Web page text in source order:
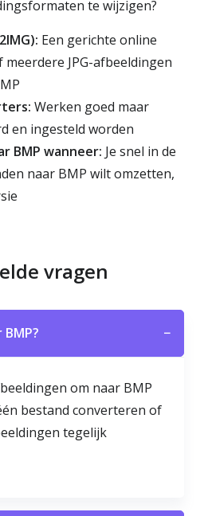
te wijzigen?
Een gerichte online
JPG-afbeeldingen
Werken goed maar
en ingesteld worden
BMP wanneer: Je snel in de
naar BMP wilt omzetten,
vragen
−
om naar BMP
bestand converteren of
tegelijk